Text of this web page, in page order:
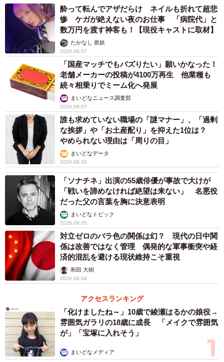
ー退職代行サービスから連絡が入った場合、企業はどう対
処すればいいのでしょうか
まずその退職代行サービスが、どのような会社が運営して
いるのか確認した方がいいでしょう。退職代行サービスを
運営しているのは、大きく分けると弁護士、労働組合、一
般企業の3つに分類されます。
このうち本人に代わって企業と退職日や有給休暇の消化、
未払い賃金の支払いなどの交渉ができるのは、弁護士と労
働組合です。一般企業が企業とこのような交渉をおこなっ
てしまうと「非弁行為」に当たるため違法となります。
ただしいずれの場合でも、法律上は退職にあたって企業側
の合意は必須要件となっていないため、労働者の退職の意
思を覆すことは法律上できません。そのため退職代行サー
ビスの運営会社を確認後は、Bさんの退職意思を尊重したう
えで、有給消化や社会保険の手続きなど条件を交渉するこ
とになるでしょう。
万が一退職する従業員によって企業が損害を被っていた場
合には、損害賠償請求をおこなうことも可能です。交渉や
訴訟という話になれば、一般企業による退職代行サービス
は対応できなくなるため、本人が出てこないといけませ
ん。
酔って転んでアザだらけ ネイルも折れて超悲
惨 ケガが絶えない夜のお仕事 「病院代」と
数万円を渡す神客も！【現役キャストに取材】
たかなし 亜妖
2026.08.07
「国産マッチでもバズりたい」願いかなった！
老舗メーカーの投稿が4100万再生 他業種も
続々相乗りでミーム化へ発展
まいどなニュース調査部
2026.08.07
誰も求めていない職場の「謎マナー」、「過剰
な挨拶」や「お土産配り」を抑えた1位は？
やめられない理由は「周りの目」
まいどなデータ
2026.08.06
「ソナチネ」出演の55歳俳優が事故で大けが
「戦いを諦めなければ絶望は来ない」 名悪役
だった父の言葉を胸に決意表明
まいどなトピック
2026.08.05
対立ゼロのバラ色の関係は幻？ 現代の日中関
係は改善ではなく管理 偶発的な軍事衝突や経
済的混乱を避ける現状維持こそ重視
和田 大樹
2026.08.04
アクセスランキング
「化けましたね～」10歳で綾瀬はるかの娘役→
雰囲気ガラリの18歳に成長 「メイクで雰囲気
が」「宝塚に入れそう」
まいどなメディア